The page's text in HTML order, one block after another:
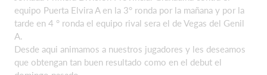
equipo Puerta Elvira A en la 3° ronda por la mañana y por la
tarde en 4 ° ronda el equipo rival sera el de Vegas del Genil
A.
Desde aqui animamos a nuestros jugadores y les deseamos
que obtengan tan buen resultado como en el debut el